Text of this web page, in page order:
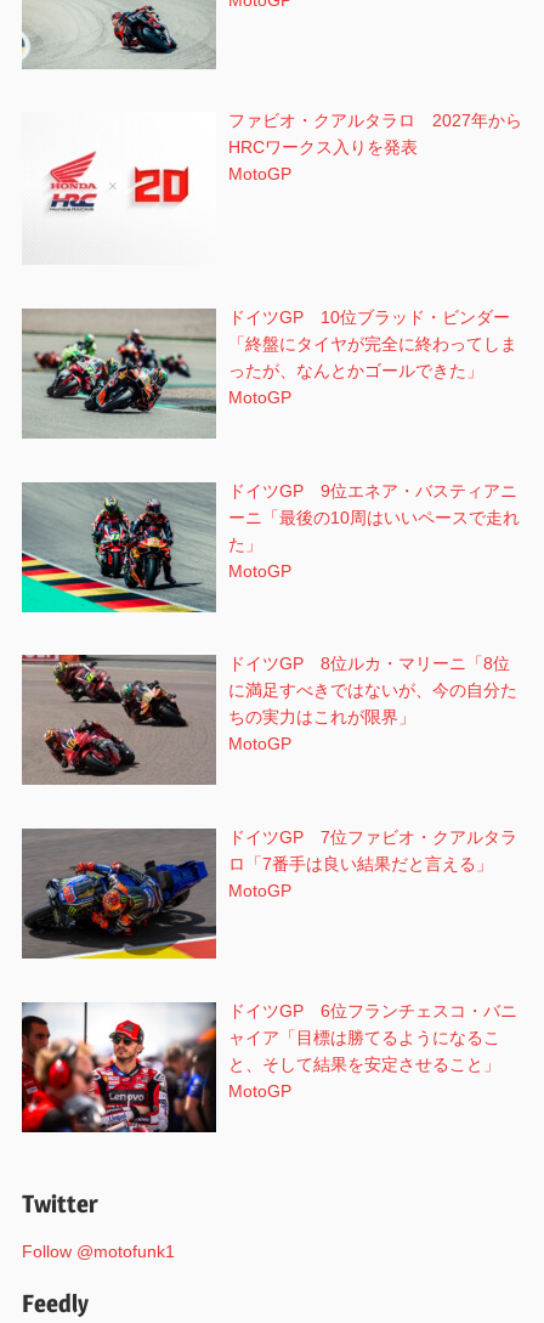
ファビオ・クアルタラロ 2027年から
HRCワークス入りを発表
MotoGP
ドイツGP 10位ブラッド・ビンダー
「終盤にタイヤが完全に終わってしま
ったが、なんとかゴールできた」
MotoGP
ドイツGP 9位エネア・バスティアニ
ーニ「最後の10周はいいペースで走れ
た」
MotoGP
ドイツGP 8位ルカ・マリーニ「8位
に満足すべきではないが、今の自分た
ちの実力はこれが限界」
MotoGP
ドイツGP 7位ファビオ・クアルタラ
ロ「7番手は良い結果だと言える」
MotoGP
ドイツGP 6位フランチェスコ・バニ
ャイア「目標は勝てるようになるこ
と、そして結果を安定させること」
MotoGP
Twitter
Follow @motofunk1
Feedly